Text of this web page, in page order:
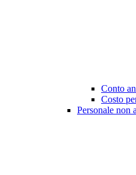
Conto
Costo
Personale non